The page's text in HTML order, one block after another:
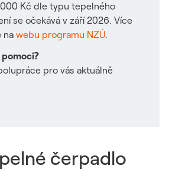
Kč dle typu tepelného
se očekává v září 2026. Více
na webu programu NZÚ.
pomoci?
pro vás aktuálně
čerpadlo